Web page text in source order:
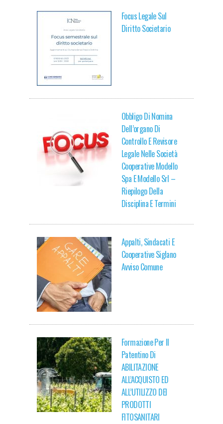
Focus Legale Sul
Diritto Societario
Obbligo Di Nomina
Dell’organo Di
Controllo E Revisore
Legale Nelle Società
Cooperative Modello
Spa E Modello Srl –
Riepilogo Della
Disciplina E Termini
Appalti, Sindacati E
Cooperative Siglano
Avviso Comune
Formazione Per Il
Patentino Di
ABILITAZIONE
ALL’ACQUISTO ED
ALL’UTILIZZO DEI
PRODOTTI
FITOSANITARI